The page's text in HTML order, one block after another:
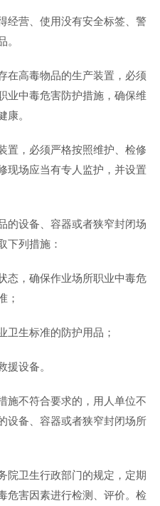
经营、使用没有安全标签、警
。
在高毒物品的生产装置，必须
业中毒危害防护措施，确保维
康。
置，必须严格按照维护、检修
现场应当有专人监护，并设置
的设备、容器或者狭窄封闭场
下列措施：
态，确保作业场所职业中毒危
；
卫生标准的防护用品；
援设备。
施不符合要求的，用人单位不
设备、容器或者狭窄封闭场所
院卫生行政部门的规定，定期
危害因素进行检测、评价。检